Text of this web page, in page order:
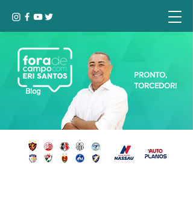
Blog
PRONTO,
TORCEDOR!